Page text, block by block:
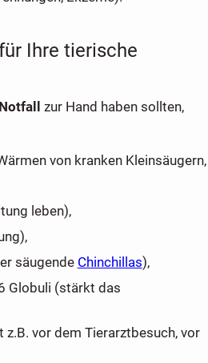
Ihre tierische
Notfall zur Hand haben sollten,
von kranken Kleinsäugern,
leben),
säugende Chinchillas),
Globuli (stärkt das
vor dem Tierarztbesuch, vor